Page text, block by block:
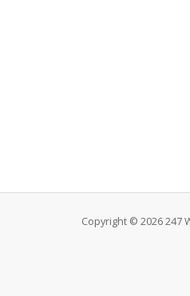
Copyright © 2026 247